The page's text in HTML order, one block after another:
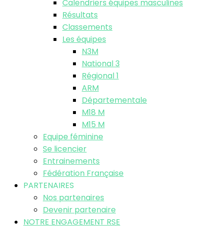
Calendriers équipes masculines
Résultats
Classements
Les équipes
N3M
National 3
Régional 1
ARM
Départementale
M18 M
M15 M
Equipe féminine
Se licencier
Entrainements
Fédération Française
PARTENAIRES
Nos partenaires
Devenir partenaire
NOTRE ENGAGEMENT RSE